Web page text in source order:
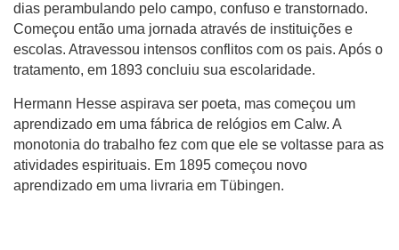
dias perambulando pelo campo, confuso e transtornado.
Começou então uma jornada através de instituições e
escolas. Atravessou intensos conflitos com os pais. Após o
tratamento, em 1893 concluiu sua escolaridade.
Hermann Hesse aspirava ser poeta, mas começou um
aprendizado em uma fábrica de relógios em Calw. A
monotonia do trabalho fez com que ele se voltasse para as
atividades espirituais. Em 1895 começou novo
aprendizado em uma livraria em Tübingen.